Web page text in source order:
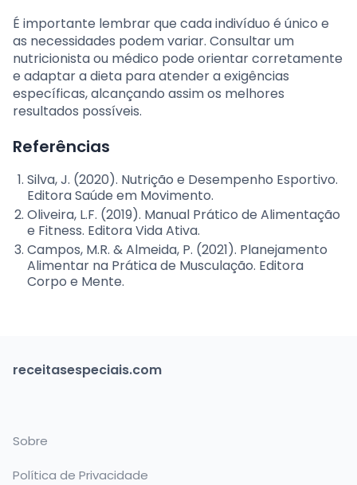
É importante lembrar que cada indivíduo é único e
as necessidades podem variar. Consultar um
nutricionista ou médico pode orientar corretamente
e adaptar a dieta para atender a exigências
específicas, alcançando assim os melhores
resultados possíveis.
Referências
Silva, J. (2020). Nutrição e Desempenho Esportivo.
Editora Saúde em Movimento.
Oliveira, L.F. (2019). Manual Prático de Alimentação
e Fitness. Editora Vida Ativa.
Campos, M.R. & Almeida, P. (2021). Planejamento
Alimentar na Prática de Musculação. Editora
Corpo e Mente.
receitasespeciais.com
Sobre
Política de Privacidade